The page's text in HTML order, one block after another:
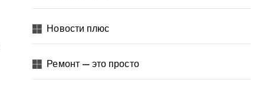
Новости плюс
Ремонт — это просто